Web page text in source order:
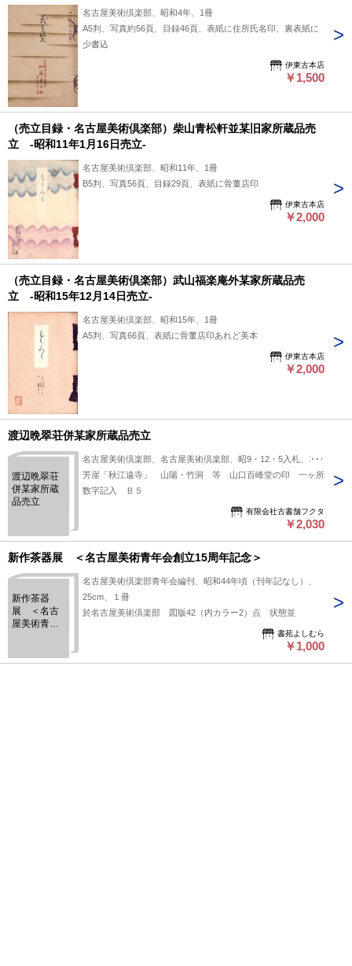
名古屋美術倶楽部、昭和4年、1冊
A5判、写真約56頁、目録46頁、表紙に住所氏名印、裏表紙に
少書込
伊東古本店
￥1,500
（売立目録・名古屋美術倶楽部）柴山青松軒並某旧家所蔵品売
立 -昭和11年1月16日売立-
名古屋美術倶楽部、昭和11年、1冊
B5判、写真56頁、目録29頁、表紙に骨董店印
伊東古本店
￥2,000
（売立目録・名古屋美術倶楽部）武山福楽庵外某家所蔵品売
立 -昭和15年12月14日売立-
名古屋美術倶楽部、昭和15年、1冊
A5判、写真66頁、表紙に骨董店印あれど美本
伊東古本店
￥2,000
渡辺晩翠荘併某家所蔵品売立
渡辺晩翠荘
併某家所蔵
品売立
名古屋美術倶楽部、名古屋美術倶楽部、昭9・12・5入札、1冊
芳崖「秋江遠寺」 山陽・竹洞 等 山口百峰堂の印 一ヶ所
数字記入 Ｂ５
有限会社古書舗フクタ
￥2,030
新作茶器展 ＜名古屋美術青年会創立15周年記念＞
新作茶器
展 ＜名古
屋美術青年
名古屋美術倶楽部青年会編刊、昭和44年頃（刊年記なし）、
25cm、１冊
於名古屋美術倶楽部 図版42（内カラー2）点 状態並
書苑よしむら
￥1,000